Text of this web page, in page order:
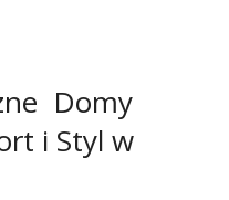
Domy
i Styl w